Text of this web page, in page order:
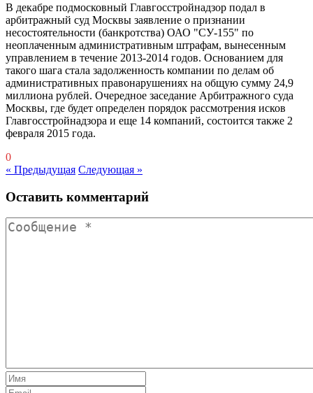
В декабре подмосковный Главгосстройнадзор подал в
арбитражный суд Москвы заявление о признании
несостоятельности (банкротства) ОАО "СУ-155" по
неоплаченным административным штрафам, вынесенным
управлением в течение 2013-2014 годов. Основанием для
такого шага стала задолженность компании по делам об
административных правонарушениях на общую сумму 24,9
миллиона рублей. Очередное заседание Арбитражного суда
Москвы, где будет определен порядок рассмотрения исков
Главгосстройнадзора и еще 14 компаний, состоится также 2
февраля 2015 года.
0
« Предыдущая Следующая »
Оставить комментарий